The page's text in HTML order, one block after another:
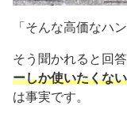
「そんな高価なハ
そう聞かれると回
ーしか使いたくない
は事実です。